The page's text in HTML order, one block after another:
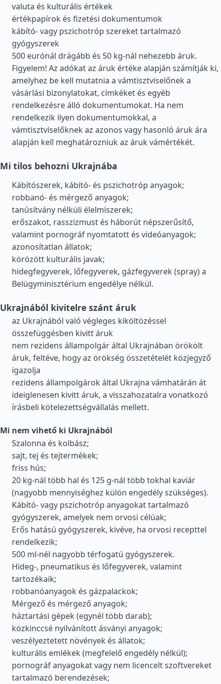
valuta és kulturális értékek
értékpapírok és fizetési dokumentumok
kábító- vagy pszichotróp szereket tartalmazó
gyógyszerek
500 eurónál drágább és 50 kg-nál nehezebb áruk.
Figyelem! Az adókat az áruk értéke alapján számítják ki,
amelyhez be kell mutatnia a vámtisztviselőnek a
vásárlási bizonylatokat, címkéket és egyéb
rendelkezésre álló dokumentumokat. Ha nem
rendelkezik ilyen dokumentumokkal, a
vámtisztviselőknek az azonos vagy hasonló áruk ára
alapján kell meghatározniuk az áruk vámértékét.
Mi tilos behozni Ukrajnába
Kábítószerek, kábító- és pszichotróp anyagok;
robbanó- és mérgező anyagok;
tanúsítvány nélküli élelmiszerek;
erőszakot, rasszizmust és háborút népszerűsítő,
valamint pornográf nyomtatott és videóanyagok;
azonosítatlan állatok;
körözött kulturális javak;
hidegfegyverek, lőfegyverek, gázfegyverek (spray) a
Belügyminisztérium engedélye nélkül.
Ukrajnából kivitelre szánt áruk
az Ukrajnából való végleges kiköltözéssel
összefüggésben kivitt áruk
nem rezidens állampolgár által Ukrajnában örökölt
áruk, feltéve, hogy az örökség összetételét közjegyző
igazolja
rezidens állampolgárok által Ukrajna vámhatárán át
ideiglenesen kivitt áruk, a visszahozatalra vonatkozó
írásbeli kötelezettségvállalás mellett.
Mi nem vihető ki Ukrajnából
Szalonna és kolbász;
sajt, tej és tejtermékek;
friss hús;
20 kg-nál több hal és 125 g-nál több tokhal kaviár
(nagyobb mennyiséghez külön engedély szükséges).
Kábító- vagy pszichotróp anyagokat tartalmazó
gyógyszerek, amelyek nem orvosi célúak;
Erős hatású gyógyszerek, kivéve, ha orvosi recepttel
rendelkezik;
500 ml-nél nagyobb térfogatú gyógyszerek.
Hideg-, pneumatikus és lőfegyverek, valamint
tartozékaik;
robbanóanyagok és gázpalackok;
Mérgező és mérgező anyagok;
háztartási gépek (egynél több darab);
közkinccsé nyilvánított ásványi anyagok;
veszélyeztetett növények és állatok;
kulturális emlékek (megfelelő engedély nélkül);
pornográf anyagokat vagy nem licencelt szoftvereket
tartalmazó berendezések;